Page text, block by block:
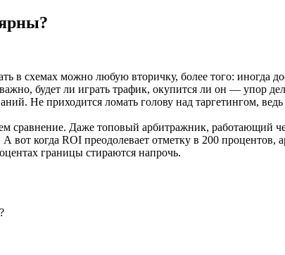
в схемах можно любую вторичку, более того: иногда
будет ли играть трафик, окупится ли он — упор
Не приходится ломать голову над таргетингом,
сравнение. Даже топовый арбитражник, работающий
вот когда ROI преодолевает отметку в 200
границы стираются напрочь.